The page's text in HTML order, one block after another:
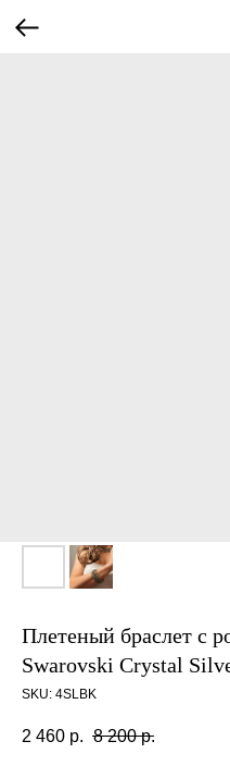
Плетеный браслет с
Swarovski Crystal
SKU: 4SLBK
2 460 р. 8 200 р.